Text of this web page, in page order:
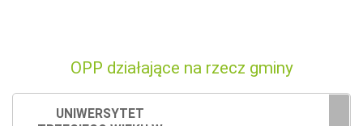
OPP działające na rzecz gminy
UNIWERSYTET